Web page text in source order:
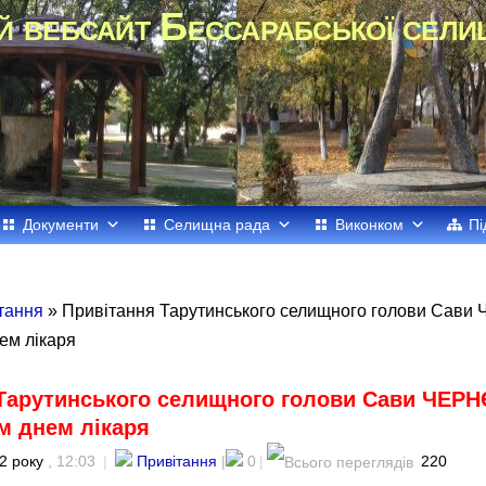
вебсайт Бессарабської
Документи Селищна рада Виконком
» Привітання Тарутинського селищного голови
лікаря
селищного голови Сави
днем лікаря
року , 12:03 | Привітання | 0 | 220